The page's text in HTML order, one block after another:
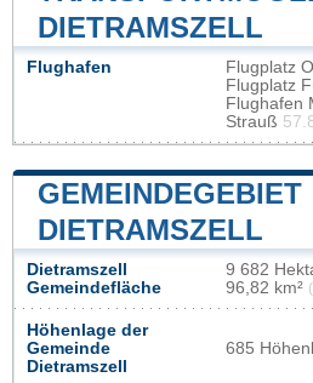
DIETRAMSZELL
Flughafen Flugplatz
Flugplatz
Flughafen
Strauß
GEMEINDEGEBIET
DIETRAMSZELL
Dietramszell
Gemeindefläche
9 682
96,82 km²
Höhenlage der
Gemeinde
Dietramszell
685